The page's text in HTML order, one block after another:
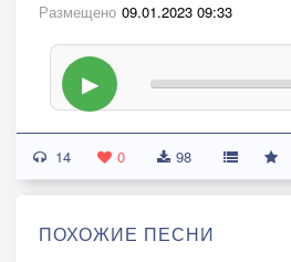
Размещено 09.01.2023 09:33
▶
14 0 98
ПОХОЖИЕ ПЕСНИ